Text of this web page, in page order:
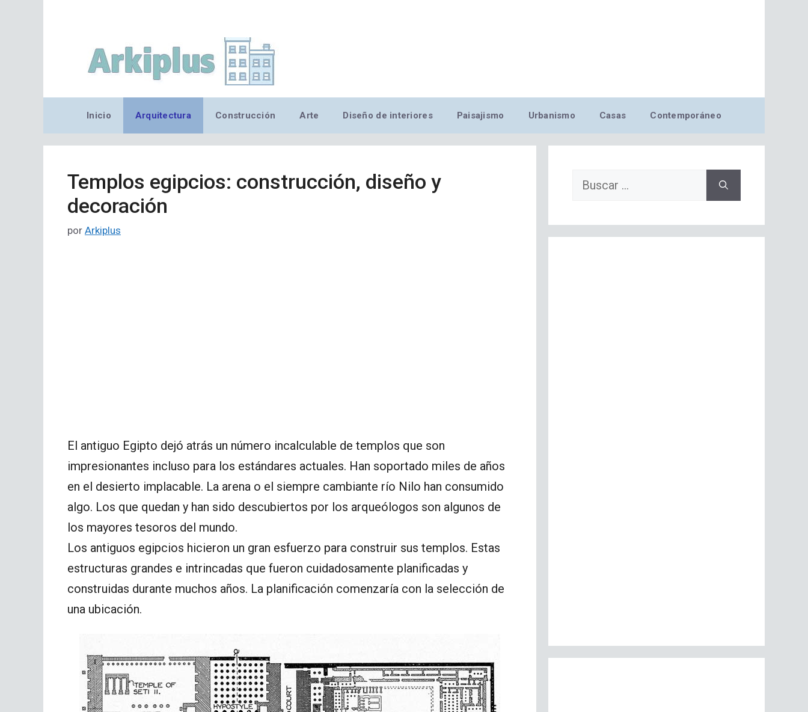
Inicio Arquitectura Construcción Arte Diseño de interiores Paisajismo Urbanismo Casas Contemporáneo
Templos egipcios: construcción, diseño y
decoración
por Arkiplus
El antiguo Egipto dejó atrás un número incalculable de templos que son
impresionantes incluso para los estándares actuales. Han soportado miles de años
en el desierto implacable. La arena o el siempre cambiante río Nilo han consumido
algo. Los que quedan y han sido descubiertos por los arqueólogos son algunos de
los mayores tesoros del mundo.
Los antiguos egipcios hicieron un gran esfuerzo para construir sus templos. Estas
estructuras grandes e intrincadas que fueron cuidadosamente planificadas y
construidas durante muchos años. La planificación comenzaría con la selección de
una ubicación.
Buscar: